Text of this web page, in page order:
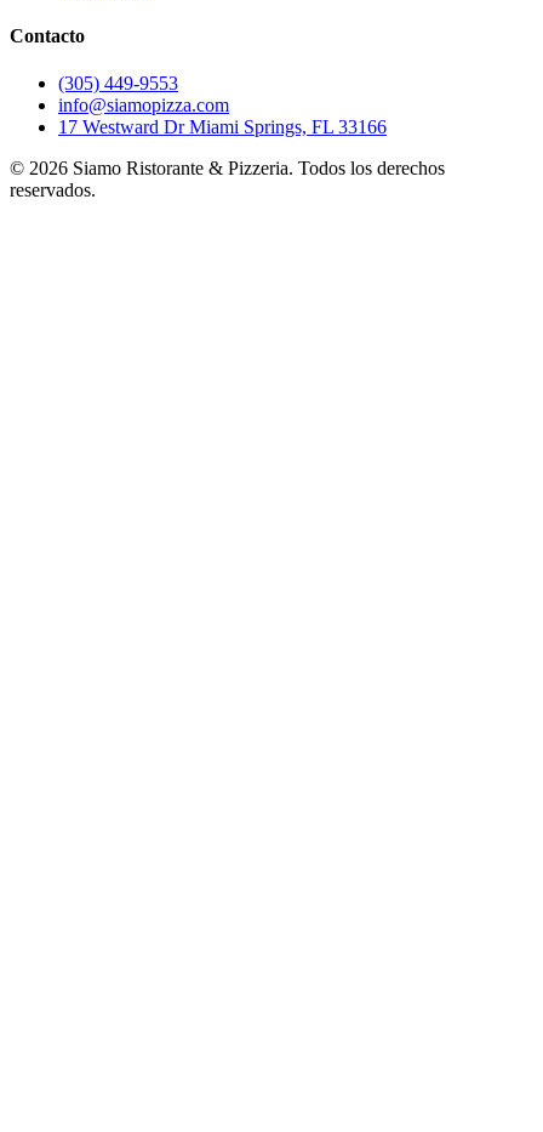
Contacto
(305) 449-9553
info@siamopizza.com
17 Westward Dr Miami Springs, FL 33166
© 2026 Siamo Ristorante & Pizzeria. Todos los derechos
reservados.